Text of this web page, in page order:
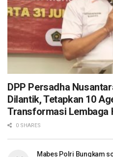
DPP Persadha
Dilantik, Tetapkan 10
Transformasi Lembaga
0 SHARES
Mabes Polri Bungkam